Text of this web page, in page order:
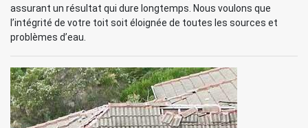
assurant un résultat qui dure longtemps. Nous voulons que
l’intégrité de votre toit soit éloignée de toutes les sources et
problèmes d’eau.